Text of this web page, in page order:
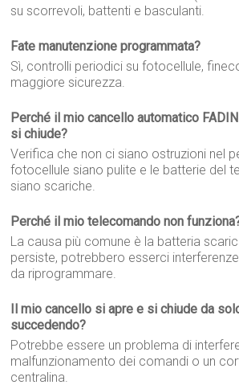
su scorrevoli, battenti e basculanti.
Fate manutenzione programmata?
Sì, controlli periodici su fotocellule,
maggiore sicurezza.
Perché il mio cancello automatico
si chiude?
Verifica che non ci siano ostruzioni nel
fotocellule siano pulite e le batterie del
siano scariche.
Perché il mio telecomando non
La causa più comune è la batteria
persiste, potrebbero esserci
da riprogrammare.
Il mio cancello si apre e si chiude da
succedendo?
Potrebbe essere un problema di
malfunzionamento dei comandi o un
centralina.